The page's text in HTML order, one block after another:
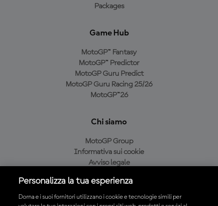
Packages
Game Hub
MotoGP™ Fantasy
MotoGP™ Predictor
MotoGP Guru Predict
MotoGP Guru Racing 25/26
MotoGP™26
Chi siamo
MotoGP Group
Informativa sui cookie
Avviso legale
Condizioni di acquisto
Personalizza la tua esperienza
Dorna e i suoi fornitori utilizzano i cookie e tecnologie simili per